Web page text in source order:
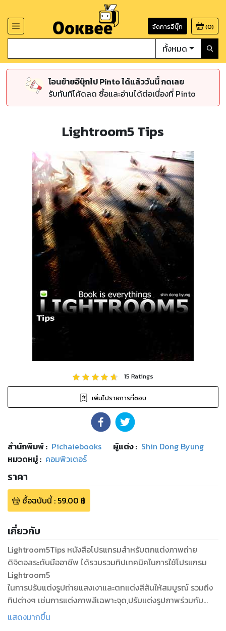
จัดการอีบุ๊ก (0)
ทั้งหมด
โอนย้ายอีบุ๊กไป Pinto ได้แล้ววันนี้ กดเลย
รับทันทีโค้ดลด ซื้อและอ่านได้ต่อเนื่องที่ Pinto
Lightroom5 Tips
15 Ratings
เพิ่มไปรายการที่ชอบ
สำนักพิมพ์: Pichaiebooks ผู้แต่ง : Shin Dong Byung
หมวดหมู่: คอมพิวเตอร์
ราคา
ซื้อฉบับนี้: 59.00 ฿
เกี่ยวกับ
Lightroom5Tips หนังสือโปรแกรมสำหรับตกแต่งภาพถ่าย
ดิจิตอลระดับมืออาชีพ ได้รวบรวมทิปเทคนิคในการใช้โปรแกรม
Lightroom5
ในการปรับแต่งรูปถ่ายแสงเงาและตกแต่งสีสันให้สมบูรณ์ รวมถึง
ทิปต่างๆ เช่นการแต่งภาพสีเฉพาะจุด,ปรับแต่งรูปภาพร่วมกับ
Photoshop,
แสดงมากขึ้น